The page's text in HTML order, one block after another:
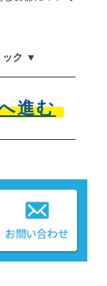
ック ▼
進む